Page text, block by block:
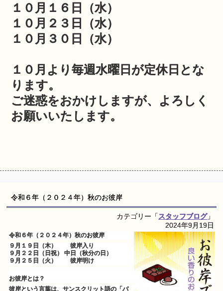
１０月１６日（水）
１０月２３日（水）
１０月３０日（水）
１０月より毎週水曜日が定休日とな
ります。
ご迷惑をおかけしますが、よろしく
お願いいたします。
令和６年（２０２４年）秋のお彼岸
カテゴリー「スタッフブログ」
2024年9月19日
令和６年（２０２４年）秋のお彼岸
９月１９日（木） 彼岸入り
９月２２日（日祝） 中日（秋分の日）
９月２５日（火） 彼岸明け
お彼岸とは？
彼岸という言葉は、サンスクリット語の「パ